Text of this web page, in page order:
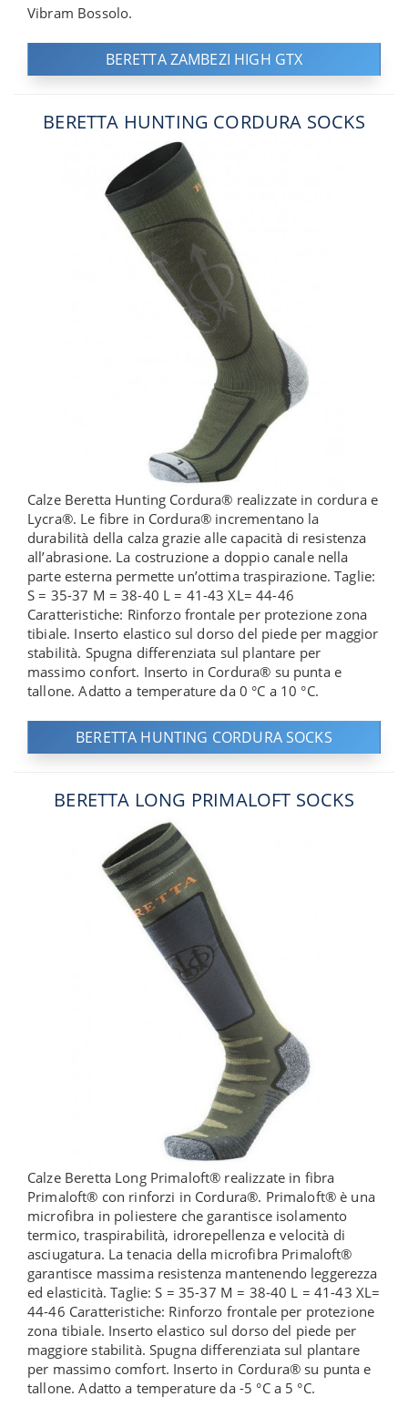
Vibram Bossolo.
BERETTA ZAMBEZI HIGH GTX
BERETTA HUNTING CORDURA SOCKS
Calze Beretta Hunting Cordura® realizzate in cordura e
Lycra®. Le fibre in Cordura® incrementano la
durabilità della calza grazie alle capacità di resistenza
all’abrasione. La costruzione a doppio canale nella
parte esterna permette un’ottima traspirazione. Taglie:
S = 35-37 M = 38-40 L = 41-43 XL= 44-46
Caratteristiche: Rinforzo frontale per protezione zona
tibiale. Inserto elastico sul dorso del piede per maggior
stabilità. Spugna differenziata sul plantare per
massimo confort. Inserto in Cordura® su punta e
tallone. Adatto a temperature da 0 °C a 10 °C.
BERETTA HUNTING CORDURA SOCKS
BERETTA LONG PRIMALOFT SOCKS
Calze Beretta Long Primaloft® realizzate in fibra
Primaloft® con rinforzi in Cordura®. Primaloft® è una
microfibra in poliestere che garantisce isolamento
termico, traspirabilità, idrorepellenza e velocità di
asciugatura. La tenacia della microfibra Primaloft®
garantisce massima resistenza mantenendo leggerezza
ed elasticità. Taglie: S = 35-37 M = 38-40 L = 41-43 XL=
44-46 Caratteristiche: Rinforzo frontale per protezione
zona tibiale. Inserto elastico sul dorso del piede per
maggiore stabilità. Spugna differenziata sul plantare
per massimo comfort. Inserto in Cordura® su punta e
tallone. Adatto a temperature da -5 °C a 5 °C.